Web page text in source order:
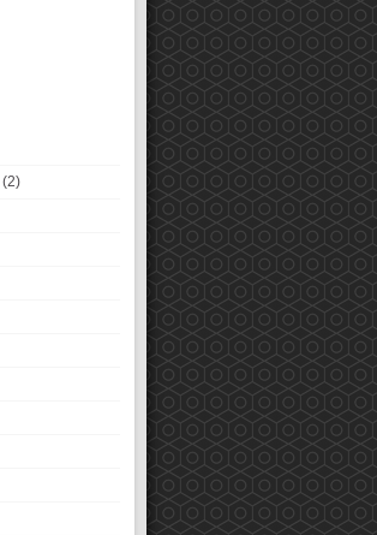
(2)